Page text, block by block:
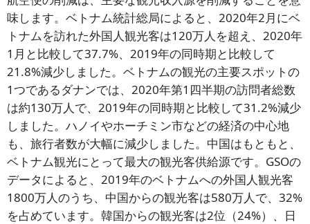
味します。ベトナム統計総局によると、2020年2月にベ
トナムを訪れた外国人観光客は120万人を超え、2020年
1月と比較して37.7%、2019年の同時期と比較して
21.8%減少しました。ベトナムの観光の主要スポットの
1つであるダナンでは、2020年第1四半期の訪問者総数
は約130万人で、2019年の同時期と比較して31.2%減少
しました。ハノイやホーチミン市などの経済の中心地
も、旅行者数が大幅に減少しました。中国はもともと、
ベトナム観光にとって最大の観光客供給源です。GSOの
データによると、2019年のベトナムへの外国人観光客
1800万人のうち、中国からの観光客は580万人で、32%
を占めています。韓国からの観光客は2位（24%）、日